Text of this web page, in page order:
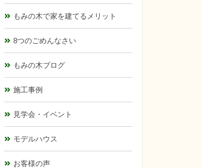
もみの木で家を建てるメリット
8つのごめんなさい
もみの木ブログ
施工事例
見学会・イベント
モデルハウス
お客様の声